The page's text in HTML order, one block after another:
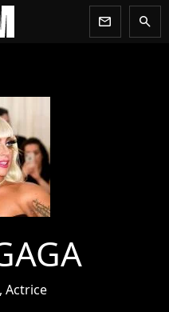
newsletter search
Actrice